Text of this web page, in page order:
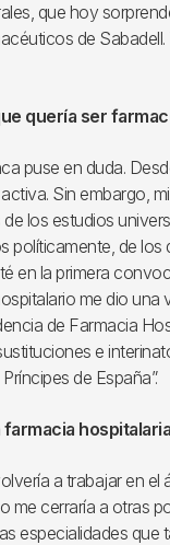
que hoy
de
quería ser
puse en duda.
Sin embargo,
los estudios
de los
en la primera
me dio
de Farmacia
e
de España”.
a trabajar en el
me cerraría a otras
especialidades